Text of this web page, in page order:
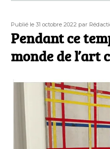
Publié
le
Publié le 31 octobre 2022 Auteur
par
Pendant ce
monde de